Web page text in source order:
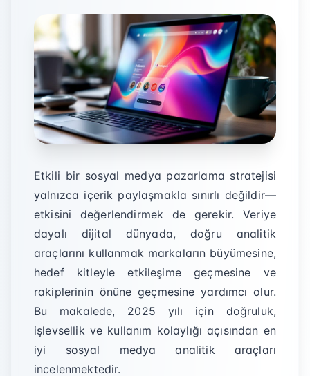
Etkili bir sosyal medya pazarlama stratejisi
yalnızca içerik paylaşmakla sınırlı değildir—
etkisini değerlendirmek de gerekir. Veriye
dayalı dijital dünyada, doğru analitik
araçlarını kullanmak markaların büyümesine,
hedef kitleyle etkileşime geçmesine ve
rakiplerinin önüne geçmesine yardımcı olur.
Bu makalede, 2025 yılı için doğruluk,
işlevsellik ve kullanım kolaylığı açısından en
iyi sosyal medya analitik araçları
incelenmektedir.